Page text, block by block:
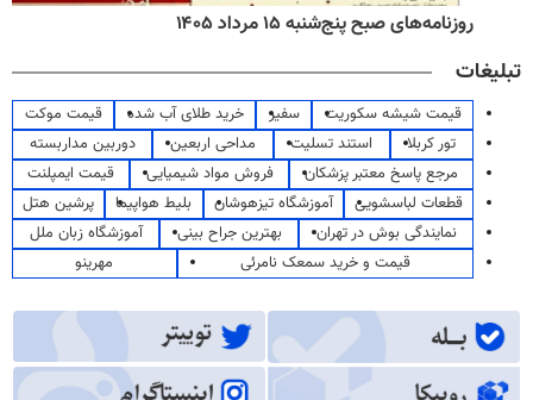
روزنامه‌های صبح پنج‌شنبه ۱۵ مرداد ۱۴۰۵
تبلیغات
قیمت شیشه سکوریت سفیر خرید طلای آب شده
قیمت موکت
تور کربلا
استند تسلیت مداحی اربعین
دوربین مداربسته
مرجع پاسخ معتبر پزشکان
فروش مواد شیمیایی
قیمت ایمپلنت
قطعات لباسشویی
آموزشگاه تیزهوشان بلیط هواپیما
پرشین هتل
نمایندگی بوش در تهران
بهترین جراح بینی
آموزشگاه زبان ملل
قیمت و خرید سمعک نامرئی
مهرینو